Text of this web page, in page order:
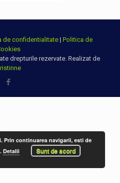
de confidentialitate | Politica de
drepturile rezervate. Realizat de
Prin continuarea navigarii, esti de
Detalii Sunt de acord